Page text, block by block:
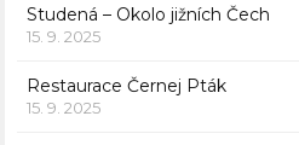
Studená – Okolo jižních Čech
15. 9. 2025
Restaurace Černej Pták
15. 9. 2025